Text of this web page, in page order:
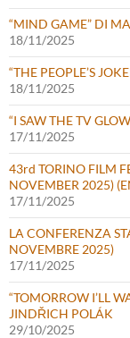
“MIND GAME” DI
18/11/2025
“THE PEOPLE’S
18/11/2025
“I SAW THE TV
17/11/2025
43rd TORINO FILM
NOVEMBER 2025)
17/11/2025
LA CONFERENZA
NOVEMBRE 2025)
17/11/2025
“TOMORROW I’LL
JINDŘICH POLÁK
29/10/2025